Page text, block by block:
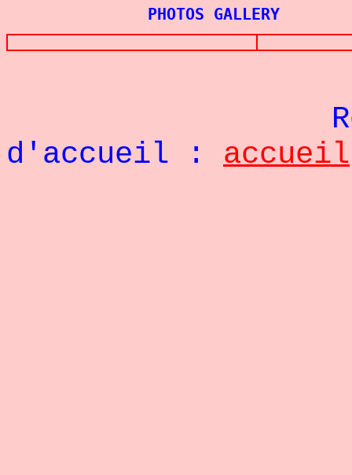
PHOTOS GALLERY
d'accueil : accueil